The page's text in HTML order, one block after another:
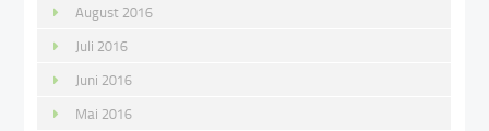
August 2016
Juli 2016
Juni 2016
Mai 2016